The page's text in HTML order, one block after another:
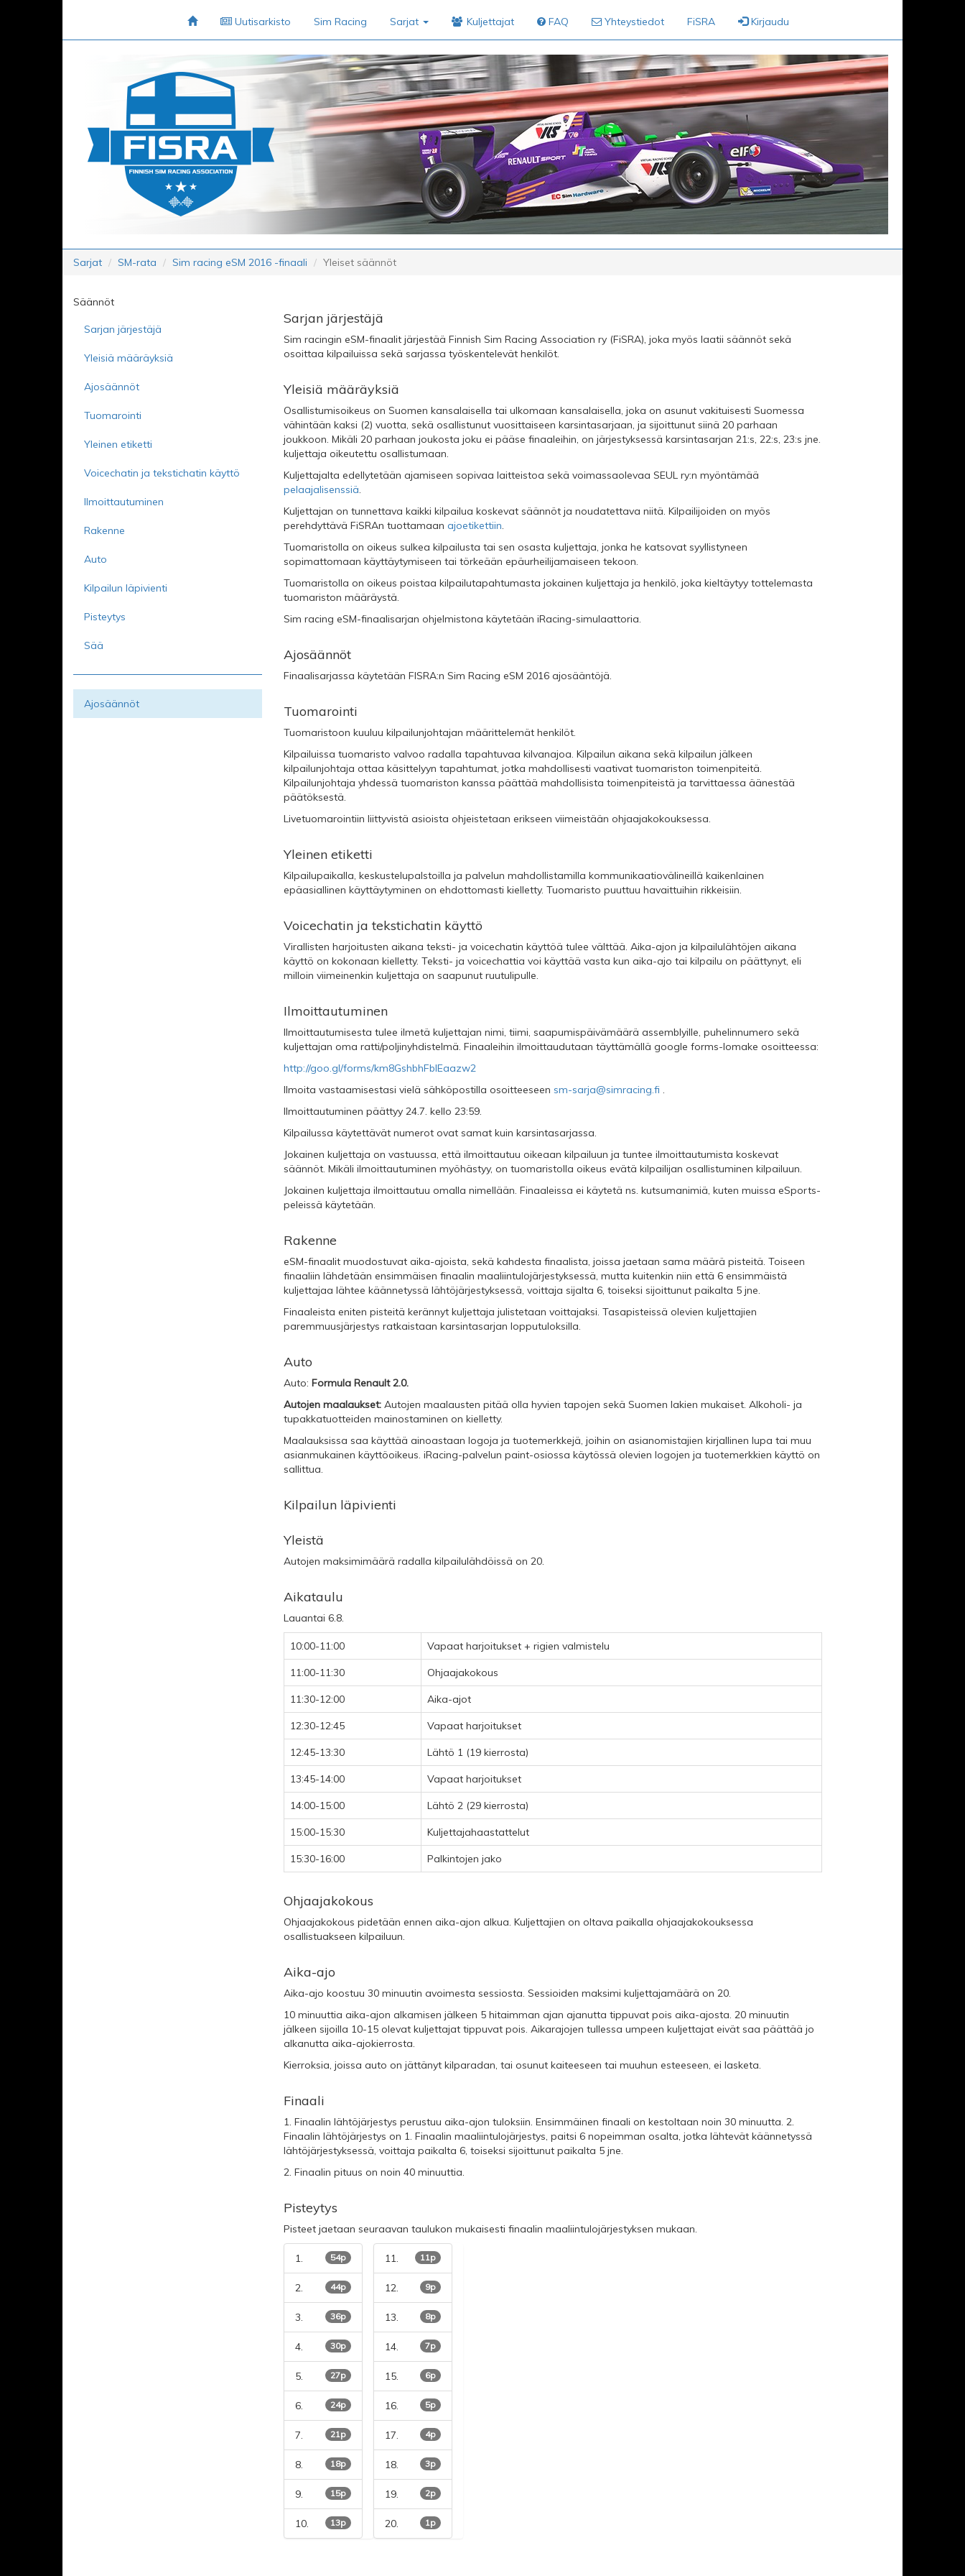
Uutisarkisto Sim Racing Sarjat Kuljettajat FAQ Yhteystiedot FiSRA Kirjaudu
Sarjat SM-rata Sim racing eSM 2016 -finaali Yleiset säännöt
Säännöt
Sarjan järjestäjä
Yleisiä määräyksiä
Ajosäännöt
Tuomarointi
Yleinen etiketti
Voicechatin ja tekstichatin käyttö
Ilmoittautuminen
Rakenne
Auto
Kilpailun läpivienti
Pisteytys
Sää
Ajosäännöt
Sarjan järjestäjä
Sim racingin eSM-finaalit järjestää Finnish Sim Racing Association ry (FiSRA), joka myös laatii säännöt sekä
osoittaa kilpailuissa sekä sarjassa työskentelevät henkilöt.
Yleisiä määräyksiä
Osallistumisoikeus on Suomen kansalaisella tai ulkomaan kansalaisella, joka on asunut vakituisesti Suomessa
vähintään kaksi (2) vuotta, sekä osallistunut vuosittaiseen karsintasarjaan, ja sijoittunut siinä 20 parhaan
joukkoon. Mikäli 20 parhaan joukosta joku ei pääse finaaleihin, on järjestyksessä karsintasarjan 21:s, 22:s, 23:s jne.
kuljettaja oikeutettu osallistumaan.
Kuljettajalta edellytetään ajamiseen sopivaa laitteistoa sekä voimassaolevaa SEUL ry:n myöntämää
pelaajalisenssiä.
Kuljettajan on tunnettava kaikki kilpailua koskevat säännöt ja noudatettava niitä. Kilpailijoiden on myös
perehdyttävä FiSRAn tuottamaan ajoetikettiin.
Tuomaristolla on oikeus sulkea kilpailusta tai sen osasta kuljettaja, jonka he katsovat syyllistyneen
sopimattomaan käyttäytymiseen tai törkeään epäurheilijamaiseen tekoon.
Tuomaristolla on oikeus poistaa kilpailutapahtumasta jokainen kuljettaja ja henkilö, joka kieltäytyy tottelemasta
tuomariston määräystä.
Sim racing eSM-finaalisarjan ohjelmistona käytetään iRacing-simulaattoria.
Ajosäännöt
Finaalisarjassa käytetään FISRA:n Sim Racing eSM 2016 ajosääntöjä.
Tuomarointi
Tuomaristoon kuuluu kilpailunjohtajan määrittelemät henkilöt.
Kilpailuissa tuomaristo valvoo radalla tapahtuvaa kilvanajoa. Kilpailun aikana sekä kilpailun jälkeen
kilpailunjohtaja ottaa käsittelyyn tapahtumat, jotka mahdollisesti vaativat tuomariston toimenpiteitä.
Kilpailunjohtaja yhdessä tuomariston kanssa päättää mahdollisista toimenpiteistä ja tarvittaessa äänestää
päätöksestä.
Livetuomarointiin liittyvistä asioista ohjeistetaan erikseen viimeistään ohjaajakokouksessa.
Yleinen etiketti
Kilpailupaikalla, keskustelupalstoilla ja palvelun mahdollistamilla kommunikaatiovälineillä kaikenlainen
epäasiallinen käyttäytyminen on ehdottomasti kielletty. Tuomaristo puuttuu havaittuihin rikkeisiin.
Voicechatin ja tekstichatin käyttö
Virallisten harjoitusten aikana teksti- ja voicechatin käyttöä tulee välttää. Aika-ajon ja kilpailulähtöjen aikana
käyttö on kokonaan kielletty. Teksti- ja voicechattia voi käyttää vasta kun aika-ajo tai kilpailu on päättynyt, eli
milloin viimeinenkin kuljettaja on saapunut ruutulipulle.
Ilmoittautuminen
Ilmoittautumisesta tulee ilmetä kuljettajan nimi, tiimi, saapumispäivämäärä assemblyille, puhelinnumero sekä
kuljettajan oma ratti/poljinyhdistelmä. Finaaleihin ilmoittaudutaan täyttämällä google forms-lomake osoitteessa:
http://goo.gl/forms/km8GshbhFblEaazw2
Ilmoita vastaamisestasi vielä sähköpostilla osoitteeseen sm-sarja@simracing.fi .
Ilmoittautuminen päättyy 24.7. kello 23:59.
Kilpailussa käytettävät numerot ovat samat kuin karsintasarjassa.
Jokainen kuljettaja on vastuussa, että ilmoittautuu oikeaan kilpailuun ja tuntee ilmoittautumista koskevat
säännöt. Mikäli ilmoittautuminen myöhästyy, on tuomaristolla oikeus evätä kilpailijan osallistuminen kilpailuun.
Jokainen kuljettaja ilmoittautuu omalla nimellään. Finaaleissa ei käytetä ns. kutsumanimiä, kuten muissa eSports-
peleissä käytetään.
Rakenne
eSM-finaalit muodostuvat aika-ajoista, sekä kahdesta finaalista, joissa jaetaan sama määrä pisteitä. Toiseen
finaaliin lähdetään ensimmäisen finaalin maaliintulojärjestyksessä, mutta kuitenkin niin että 6 ensimmäistä
kuljettajaa lähtee käännetyssä lähtöjärjestyksessä, voittaja sijalta 6, toiseksi sijoittunut paikalta 5 jne.
Finaaleista eniten pisteitä kerännyt kuljettaja julistetaan voittajaksi. Tasapisteissä olevien kuljettajien
paremmuusjärjestys ratkaistaan karsintasarjan lopputuloksilla.
Auto
Auto: Formula Renault 2.0.
Autojen maalaukset:Autojen maalausten pitää olla hyvien tapojen sekä Suomen lakien mukaiset. Alkoholi- ja
tupakkatuotteiden mainostaminen on kielletty.
Maalauksissa saa käyttää ainoastaan logoja ja tuotemerkkejä, joihin on asianomistajien kirjallinen lupa tai muu
asianmukainen käyttöoikeus. iRacing-palvelun paint-osiossa käytössä olevien logojen ja tuotemerkkien käyttö on
sallittua.
Kilpailun läpivienti
Yleistä
Autojen maksimimäärä radalla kilpailulähdöissä on 20.
Aikataulu
Lauantai 6.8.
10:00-11:00 Vapaat harjoitukset + rigien valmistelu
11:00-11:30 Ohjaajakokous
11:30-12:00 Aika-ajot
12:30-12:45 Vapaat harjoitukset
12:45-13:30 Lähtö 1 (19 kierrosta)
13:45-14:00 Vapaat harjoitukset
14:00-15:00 Lähtö 2 (29 kierrosta)
15:00-15:30 Kuljettajahaastattelut
15:30-16:00 Palkintojen jako
Ohjaajakokous
Ohjaajakokous pidetään ennen aika-ajon alkua. Kuljettajien on oltava paikalla ohjaajakokouksessa
osallistuakseen kilpailuun.
Aika-ajo
Aika-ajo koostuu 30 minuutin avoimesta sessiosta. Sessioiden maksimi kuljettajamäärä on 20.
10 minuuttia aika-ajon alkamisen jälkeen 5 hitaimman ajan ajanutta tippuvat pois aika-ajosta. 20 minuutin
jälkeen sijoilla 10-15 olevat kuljettajat tippuvat pois. Aikarajojen tullessa umpeen kuljettajat eivät saa päättää jo
alkanutta aika-ajokierrosta.
Kierroksia, joissa auto on jättänyt kilparadan, tai osunut kaiteeseen tai muuhun esteeseen, ei lasketa.
Finaali
1. Finaalin lähtöjärjestys perustuu aika-ajon tuloksiin. Ensimmäinen finaali on kestoltaan noin 30 minuutta. 2.
Finaalin lähtöjärjestys on 1. Finaalin maaliintulojärjestys, paitsi 6 nopeimman osalta, jotka lähtevät käännetyssä
lähtöjärjestyksessä, voittaja paikalta 6, toiseksi sijoittunut paikalta 5 jne.
2. Finaalin pituus on noin 40 minuuttia.
Pisteytys
Pisteet jaetaan seuraavan taulukon mukaisesti finaalin maaliintulojärjestyksen mukaan.
54p
1.
44p
2.
36p
3.
30p
4.
27p
5.
24p
6.
21p
7.
18p
8.
15p
9.
13p
10.
11p
11.
9p
12.
8p
13.
7p
14.
6p
15.
5p
16.
4p
17.
3p
18.
2p
19.
1p
20.